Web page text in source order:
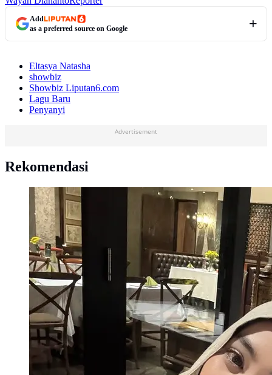
Add
as a preferred source on Google
Eltasya Natasha
showbiz
Showbiz Liputan6.com
Lagu Baru
Penyanyi
Advertisement
Rekomendasi